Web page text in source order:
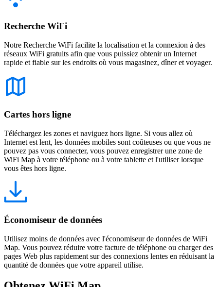
Recherche WiFi
Notre Recherche WiFi facilite la localisation et la connexion à des
réseaux WiFi gratuits afin que vous puissiez obtenir un Internet
rapide et fiable sur les endroits où vous magasinez, dîner et voyager.
Cartes hors ligne
Téléchargez les zones et naviguez hors ligne. Si vous allez où
Internet est lent, les données mobiles sont coûteuses ou que vous ne
pouvez pas vous connecter, vous pouvez enregistrer une zone de
WiFi Map à votre téléphone ou à votre tablette et l'utiliser lorsque
vous êtes hors ligne.
Économiseur de données
Utilisez moins de données avec l'économiseur de données de WiFi
Map. Vous pouvez réduire votre facture de téléphone ou charger des
pages Web plus rapidement sur des connexions lentes en réduisant la
quantité de données que votre appareil utilise.